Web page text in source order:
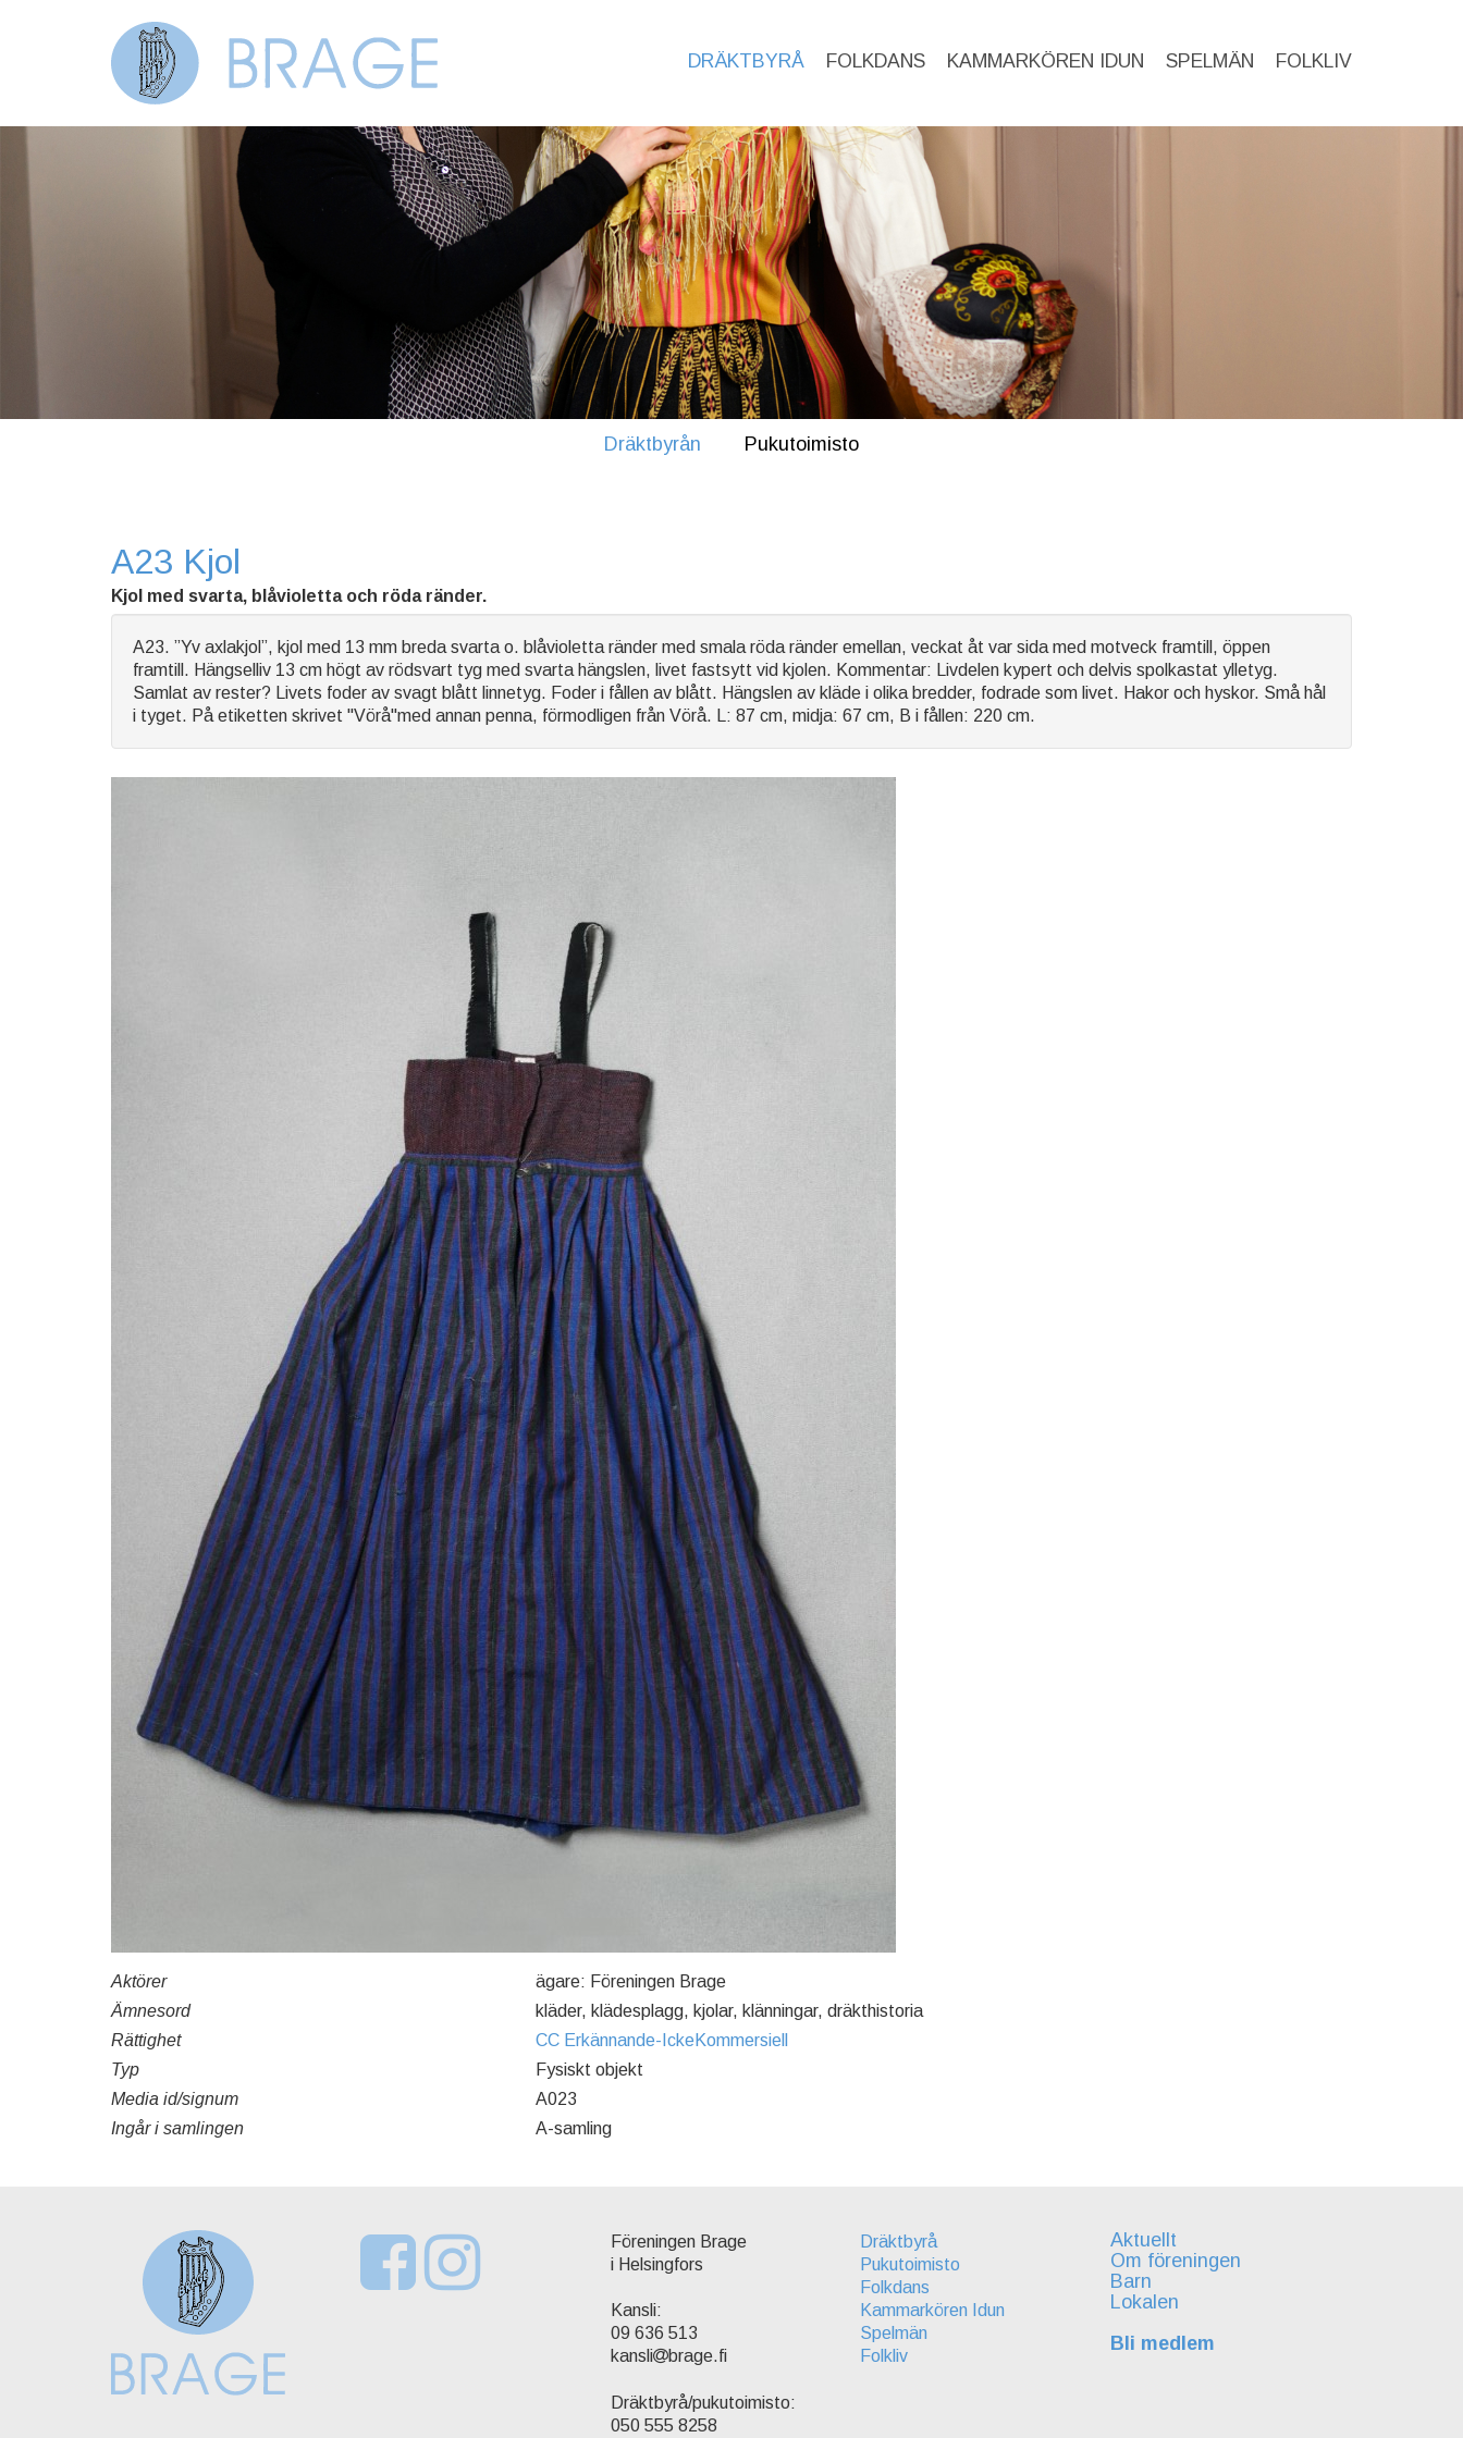
DRÄKTBYRÅ FOLKDANS KAMMARKÖREN IDUN SPELMÄN FOLKLIV
Dräktbyrån Pukutoimisto
A23 Kjol
Kjol med svarta, blåvioletta och röda ränder.
A23. ”Yv axlakjol”, kjol med 13 mm breda svarta o. blåvioletta ränder med smala röda ränder emellan, veckat åt var sida med motveck framtill, öppen
framtill. Hängselliv 13 cm högt av rödsvart tyg med svarta hängslen, livet fastsytt vid kjolen. Kommentar: Livdelen kypert och delvis spolkastat ylletyg.
Samlat av rester? Livets foder av svagt blått linnetyg. Foder i fållen av blått. Hängslen av kläde i olika bredder, fodrade som livet. Hakor och hyskor. Små hål
i tyget. På etiketten skrivet "Vörå"med annan penna, förmodligen från Vörå. L: 87 cm, midja: 67 cm, B i fållen: 220 cm.
Aktörer
ägare: Föreningen Brage
Ämnesord
kläder, klädesplagg, kjolar, klänningar, dräkthistoria
Rättighet
CC Erkännande-IckeKommersiell
Typ
Fysiskt objekt
Media id/signum
A023
Ingår i samlingen
A-samling
Föreningen Brage
i Helsingfors
Kansli:
09 636 513
kansli
brage.fi
Dräktbyrå/pukutoimisto:
050 555 8258
Dräktbyrå
Pukutoimisto
Folkdans
Kammarkören Idun
Spelmän
Folkliv
Aktuellt
Om föreningen
Barn
Lokalen
Bli medlem